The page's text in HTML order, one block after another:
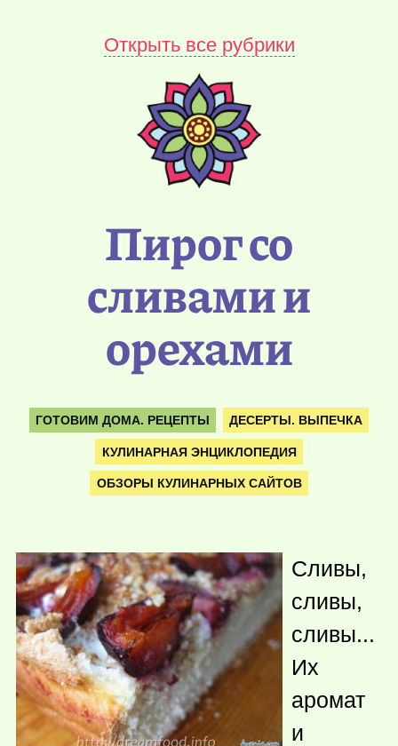
Открыть все рубрики
Пирог со
сливами и
орехами
ГОТОВИМ ДОМА. РЕЦЕПТЫ ДЕСЕРТЫ. ВЫПЕЧКА
КУЛИНАРНАЯ ЭНЦИКЛОПЕДИЯ
ОБЗОРЫ КУЛИНАРНЫХ САЙТОВ
Сливы,
сливы,
сливы...
Их
аромат
и